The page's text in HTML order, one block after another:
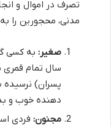
تصرف در اموال و
مدنی، محجورین را
صغیر: به کسی
سال تمام قمری
پسران)
دهنده خوب و
مجنون: فردی